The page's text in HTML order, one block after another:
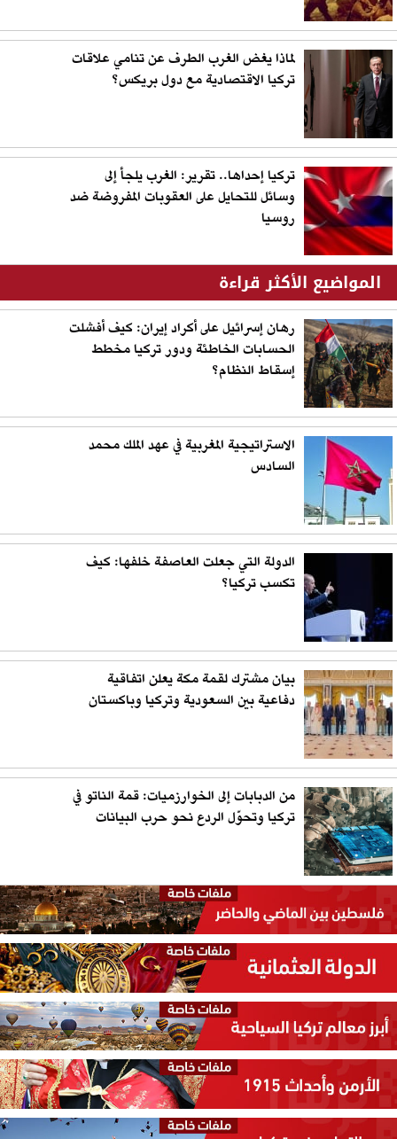
لماذا يغض الغرب الطرف عن تنامي علاقات
تركيا الاقتصادية مع دول بريكس؟
تركيا إحداها.. تقرير: الغرب يلجأ إلى
وسائل للتحايل على العقوبات المفروضة ضد
روسيا
المواضيع الأكثر قراءة
رهان إسرائيل على أكراد إيران: كيف أفشلت
الحسابات الخاطئة ودور تركيا مخطط
إسقاط النظام؟
الاستراتيجية المغربية في عهد الملك محمد
السادس
الدولة التي جعلت العاصفة خلفها: كيف
تكسب تركيا؟
بيان مشترك لقمة مكة يعلن اتفاقية
دفاعية بين السعودية وتركيا وباكستان
من الدبابات إلى الخوارزميات: قمة الناتو في
تركيا وتحوّل الردع نحو حرب البيانات